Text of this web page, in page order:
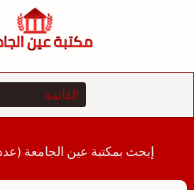
إبحث بمكتبة عين الجامعة (عدد